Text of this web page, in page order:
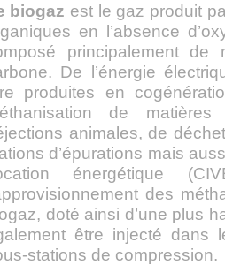
biogaz est le gaz produit
en l’absence
principalement
De l’énergie
produites en
de
animales, de
d’épurations mais
énergétique
des
doté ainsi d’une plus
être injecté
stations de compression.